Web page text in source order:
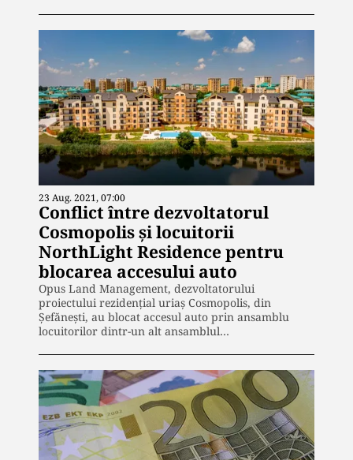
23 Aug. 2021, 07:00
Conflict între dezvoltatorul
Cosmopolis și locuitorii
NorthLight Residence pentru
blocarea accesului auto
Opus Land Management, dezvoltatorului
proiectului rezidențial uriaș Cosmopolis, din
Șefănești, au blocat accesul auto prin ansamblu
locuitorilor dintr-un alt ansamblul…